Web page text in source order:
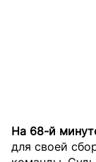
На 68-й
для своей